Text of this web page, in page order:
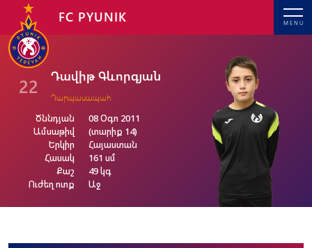
MENU
FC PYUNIK
22 Դավիթ Գևորգյան
Դարպասապահ
Ծննդյան
Ամսաթիվ
Երկիր
Հասակ
Քաշ
Ուժեղ ոտք
08 Օգո 2011
(տարիք 14)
Հայաստան
161 սմ
49 կգ
Աջ